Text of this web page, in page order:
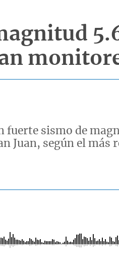
fuerte sismo de
Juan, según el